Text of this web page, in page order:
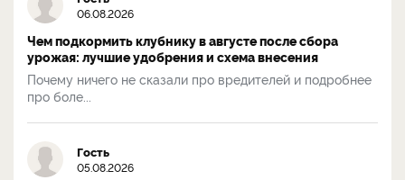
06.08.2026
Чем подкормить клубнику в августе после сбора
урожая: лучшие удобрения и схема внесения
Почему ничего не сказали про вредителей и подробнее
про боле...
Гость
05.08.2026